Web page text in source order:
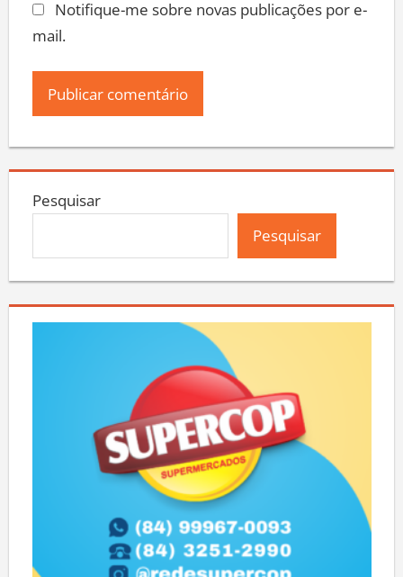
Notifique-me sobre novas publicações por e-
mail.
Pesquisar
Pesquisar